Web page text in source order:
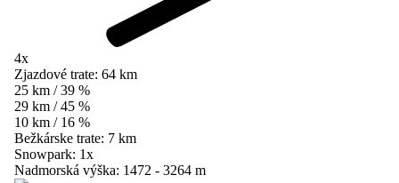
4x
Zjazdové trate: 64 km
25 km / 39 %
29 km / 45 %
10 km / 16 %
Bežkárske trate: 7 km
Snowpark: 1x
Nadmorská výška: 1472 - 3264 m